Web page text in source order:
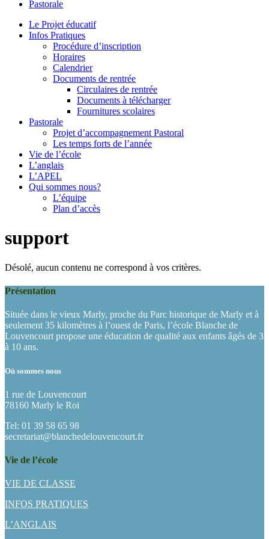
le
Pastorale
Le Projet éducatif
Infos Pratiques
Procédure d’inscription
Horaires
Calendrier
Documents de rentrée
Circulaires de rentrée
Documents à télécharger
Fournitures scolaires
Pastorale
Projet d’accompagnement Pastoral
Les temps forts de l’année
Vie de l’école
L’anglais
L’APEL
Qui sommes nous?
L’équipe
Plan d’accès
support
Désolé, aucun contenu ne correspond à vos critères.
Présentation
Située dans le vieux Marly, proche du Parc historique de Marly et à
seulement 35 kilomètres à l’ouest de Paris, l’école Blanche de
Louvencourt propose une éducation de qualité aux enfants âgés de 3
à 10 ans.
Où sommes nous
1 rue de Louvencourt
78160 Marly le Roi
Tel: 01 39 58 65 98
secretariat@blanchedelouvencourt.fr
Vie de l’école
VIE DE CLASSE
INFOS PRATIQUES
L’ANGLAIS